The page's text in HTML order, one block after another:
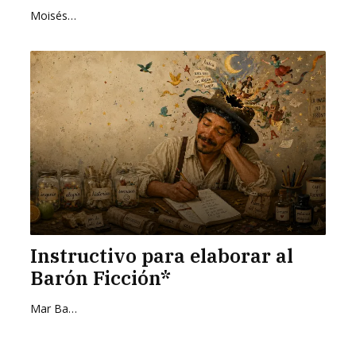
Moisés Zurita Zafra
Instructivo para elaborar al
Barón Ficción*
Mar Barrientos